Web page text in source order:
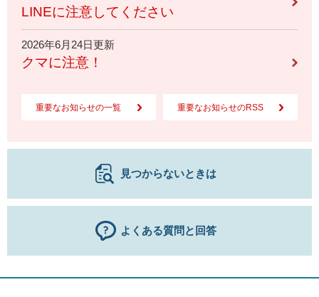
LINEに注意してください
2026年6月24日更新
クマに注意！
重要なお知らせの一覧 重要なお知らせのRSS
見つからないときは
よくある質問と回答